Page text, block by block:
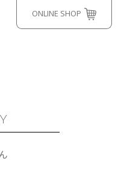
ONLINE SHOP